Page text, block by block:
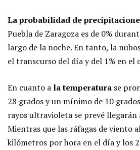
La probabilidad de
Puebla de Zaragoza es de 0%
largo de la noche. En tanto, la
el transcurso del día y del 1% en el
En cuanto a la temperatura se
28 grados y un mínimo de 10
rayos ultravioleta se prevé llegarán
Mientras que las ráfagas de viento
kilómetros por hora en el día y los